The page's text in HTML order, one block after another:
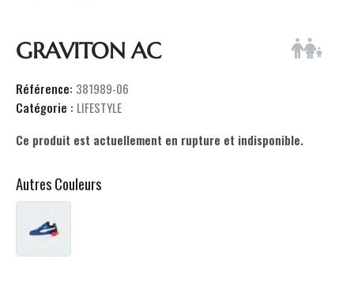
GRAVITON AC
Référence: 381989-06
Catégorie : LIFESTYLE
Ce produit est actuellement en rupture et indisponible.
Autres Couleurs